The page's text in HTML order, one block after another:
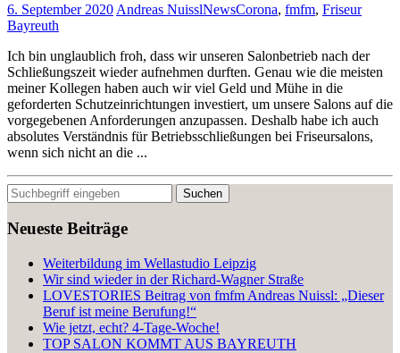
6. September 2020 Andreas NuisslNewsCorona, fmfm, Friseur
Bayreuth
Ich bin unglaublich froh, dass wir unseren Salonbetrieb nach der
Schließungszeit wieder aufnehmen durften. Genau wie die meisten
meiner Kollegen haben auch wir viel Geld und Mühe in die
geforderten Schutzeinrichtungen investiert, um unsere Salons auf die
vorgegebenen Anforderungen anzupassen. Deshalb habe ich auch
absolutes Verständnis für Betriebsschließungen bei Friseursalons,
wenn sich nicht an die ...
Neueste Beiträge
Weiterbildung im Wellastudio Leipzig
Wir sind wieder in der Richard-Wagner Straße
LOVESTORIES Beitrag von fmfm Andreas Nuissl: „Dieser
Beruf ist meine Berufung!“
Wie jetzt, echt? 4-Tage-Woche!
TOP SALON KOMMT AUS BAYREUTH